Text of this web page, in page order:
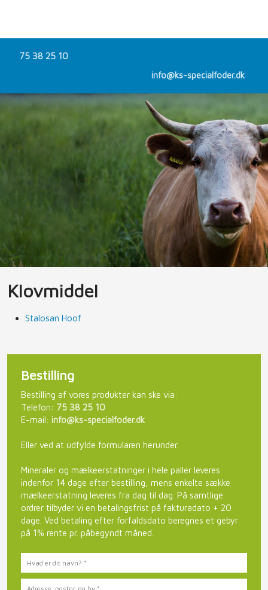
75 38 25 10
info@ks-specialfoder.dk
Klovmiddel
Stalosan Hoof
Bestilling​
Bestilling af vores produkter kan ske via:​
Telefon: 75 38 25 10
E-mail: info@ks-specialfoder.dk
Eller ved at udfylde formularen herunder.​
Mineraler og mælkeerstatninger i hele paller leveres
indenfor 14 dage efter bestilling, mens enkelte sække
mælkeerstatning leveres fra dag til dag. På samtlige
ordrer tilbyder vi en betalingsfrist på fakturadato + 20
dage. Ved betaling efter forfaldsdato beregnes et gebyr
på 1% rente pr. påbegyndt måned.